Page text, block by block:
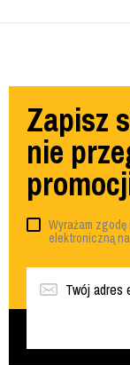
Zapisz
nie
Wyrażam
elektroniczną